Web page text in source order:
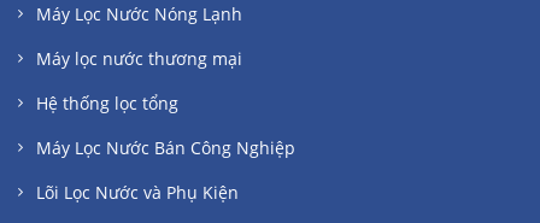
Máy Lọc Nước Nóng Lạnh
Máy lọc nước thương mại
Hệ thống lọc tổng
Máy Lọc Nước Bán Công Nghiệp
Lõi Lọc Nước và Phụ Kiện